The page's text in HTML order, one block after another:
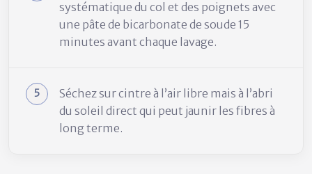
systématique du col et des poignets avec
une pâte de bicarbonate de soude 15
minutes avant chaque lavage.
Séchez sur cintre à l’air libre mais à l’abri
du soleil direct qui peut jaunir les fibres à
long terme.